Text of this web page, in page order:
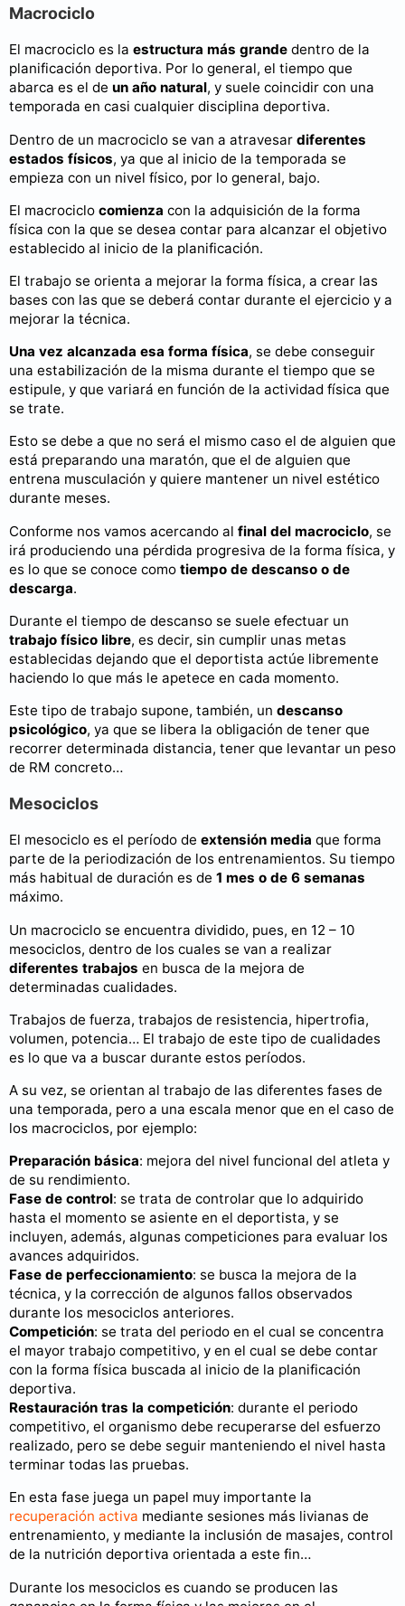
Macrociclo
El macrociclo es la estructura más grande dentro de la
planificación deportiva. Por lo general, el tiempo que
abarca es el de un año natural, y suele coincidir con una
temporada en casi cualquier disciplina deportiva.
Dentro de un macrociclo se van a atravesar diferentes
estados físicos, ya que al inicio de la temporada se
empieza con un nivel físico, por lo general, bajo.
El macrociclo comienza con la adquisición de la forma
física con la que se desea contar para alcanzar el objetivo
establecido al inicio de la planificación.
El trabajo se orienta a mejorar la forma física, a crear las
bases con las que se deberá contar durante el ejercicio y a
mejorar la técnica.
Una vez alcanzada esa forma física, se debe conseguir
una estabilización de la misma durante el tiempo que se
estipule, y que variará en función de la actividad física que
se trate.
Esto se debe a que no será el mismo caso el de alguien que
está preparando una maratón, que el de alguien que
entrena musculación y quiere mantener un nivel estético
durante meses.
Conforme nos vamos acercando al final del macrociclo, se
irá produciendo una pérdida progresiva de la forma física, y
es lo que se conoce como tiempo de descanso o de
descarga.
Durante el tiempo de descanso se suele efectuar un
trabajo físico libre, es decir, sin cumplir unas metas
establecidas dejando que el deportista actúe libremente
haciendo lo que más le apetece en cada momento.
Este tipo de trabajo supone, también, un descanso
psicológico, ya que se libera la obligación de tener que
recorrer determinada distancia, tener que levantar un peso
de RM concreto…
Mesociclos
El mesociclo es el período de extensión media que forma
parte de la periodización de los entrenamientos. Su tiempo
más habitual de duración es de 1 mes o de 6 semanas
máximo.
Un macrociclo se encuentra dividido, pues, en 12 – 10
mesociclos, dentro de los cuales se van a realizar
diferentes trabajos en busca de la mejora de
determinadas cualidades.
Trabajos de fuerza, trabajos de resistencia, hipertrofia,
volumen, potencia… El trabajo de este tipo de cualidades
es lo que va a buscar durante estos períodos.
A su vez, se orientan al trabajo de las diferentes fases de
una temporada, pero a una escala menor que en el caso de
los macrociclos, por ejemplo:
Preparación básica: mejora del nivel funcional del atleta y
de su rendimiento.
Fase de control: se trata de controlar que lo adquirido
hasta el momento se asiente en el deportista, y se
incluyen, además, algunas competiciones para evaluar los
avances adquiridos.
Fase de perfeccionamiento: se busca la mejora de la
técnica, y la corrección de algunos fallos observados
durante los mesociclos anteriores.
Competición: se trata del periodo en el cual se concentra
el mayor trabajo competitivo, y en el cual se debe contar
con la forma física buscada al inicio de la planificación
deportiva.
Restauración tras la competición: durante el periodo
competitivo, el organismo debe recuperarse del esfuerzo
realizado, pero se debe seguir manteniendo el nivel hasta
terminar todas las pruebas.
En esta fase juega un papel muy importante la
recuperación activa mediante sesiones más livianas de
entrenamiento, y mediante la inclusión de masajes, control
de la nutrición deportiva orientada a este fin…
Durante los mesociclos es cuando se producen las